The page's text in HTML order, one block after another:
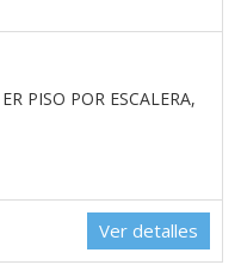
PISO POR ESCALERA,
Ver detalles